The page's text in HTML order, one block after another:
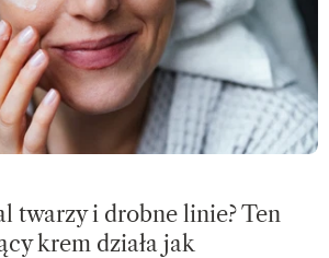
twarzy i drobne linie? Ten
krem działa jak